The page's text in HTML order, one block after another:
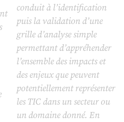
conduit à l’identification
puis la validation d’une
grille d’analyse simple
permettant d’appréhender
l’ensemble des impacts et
des enjeux que peuvent
potentiellement représenter
les TIC dans un secteur ou
un domaine donné. En